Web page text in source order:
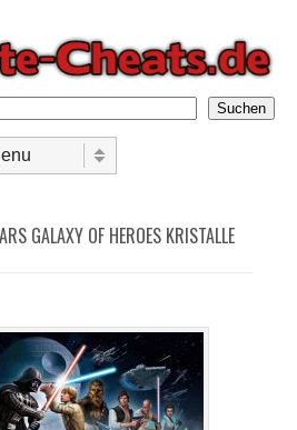
Suchen
GALAXY OF HEROES KRISTALLE